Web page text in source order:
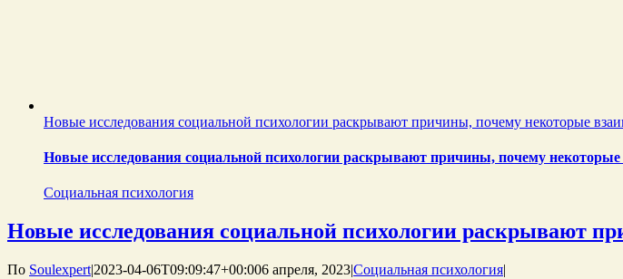
Новые исследования социальной психологии раскрывают причины, почему некоторые
Новые исследования социальной психологии раскрывают причины, почему
Социальная психология
Новые исследования социальной психологии раскрывают
По Soulexpert|2023-04-06T09:09:47+00:006 апреля, 2023|Социальная психология|